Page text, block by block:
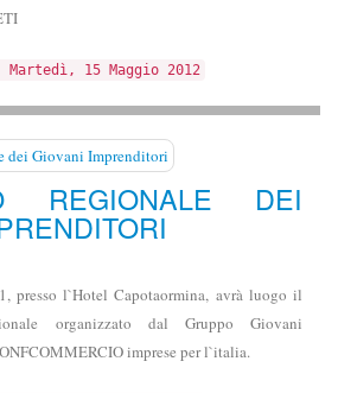
Martedì, 15 Maggio 2012
REGIONALE DEI
presso l`Hotel Capotaormina, avrà luogo il
organizzato dal Gruppo Giovani
imprese per l`italia.